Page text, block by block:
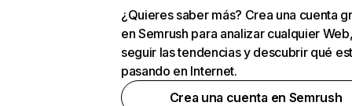
¿Quieres saber más? Crea una cuenta
en Semrush para analizar cualquier
seguir las tendencias y descubrir qué
pasando en Internet.
Crea una cuenta en Semrush